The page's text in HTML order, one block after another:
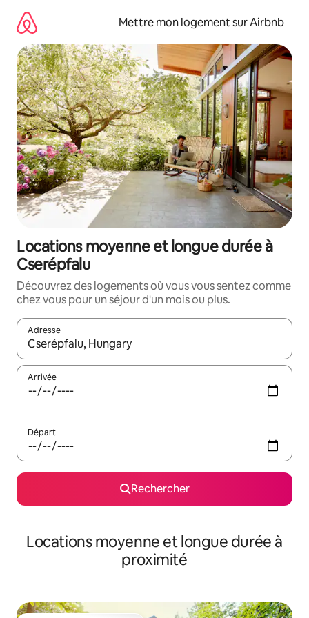
directement
contenu
Mettre mon logement sur Airbnb
Locations moyenne et longue durée à
Cserépfalu
Découvrez des logements où vous vous sentez comme
chez vous pour un séjour d'un mois ou plus.
Adresse
Lorsque les résultats s'affichent, utilisez les flèches vers le
Arrivée
Départ
Rechercher
Locations moyenne et longue durée à
proximité